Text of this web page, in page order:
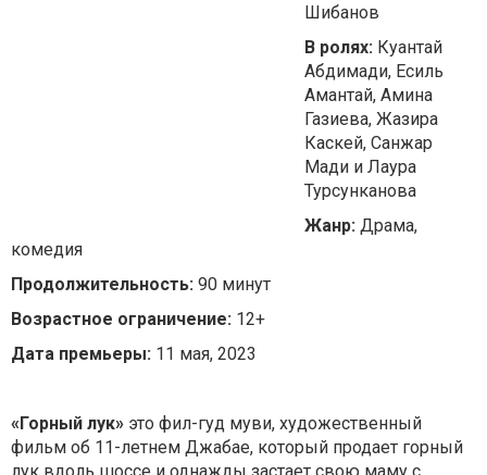
Шибанов
В ролях: Куантай
Абдимади, Есиль
Амантай, Амина
Газиева, Жазира
Каскей, Санжар
Мади и Лаура
Турсунканова
Жанр: Драма,
комедия
Продолжительность: 90 минут
Возрастное ограничение: 12+
Дата премьеры: 11 мая, 2023
«Горный лук» это фил-гуд муви, художественный
фильм об 11-летнем Джабае, который продает горный